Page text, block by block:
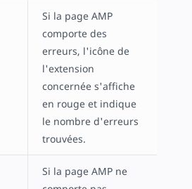
Si la page AMP
comporte des
erreurs, l'icône de
l'extension
concernée s'affiche
en rouge et indique
le nombre d'erreurs
trouvées.
Si la page AMP ne